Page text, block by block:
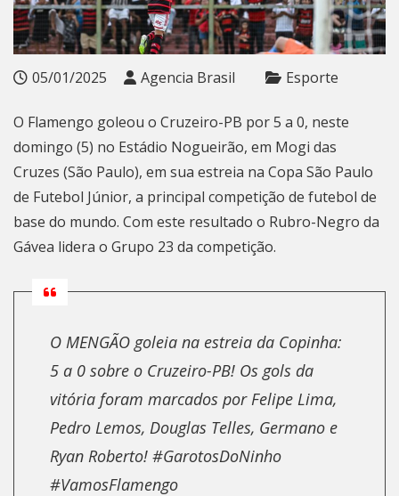
05/01/2025 Agencia Brasil Esporte
O Flamengo goleou o Cruzeiro-PB por 5 a 0, neste
domingo (5) no Estádio Nogueirão, em Mogi das
Cruzes (São Paulo), em sua estreia na Copa São Paulo
de Futebol Júnior, a principal competição de futebol de
base do mundo. Com este resultado o Rubro-Negro da
Gávea lidera o Grupo 23 da competição.
O MENGÃO goleia na estreia da Copinha:
5 a 0 sobre o Cruzeiro-PB! Os gols da
vitória foram marcados por Felipe Lima,
Pedro Lemos, Douglas Telles, Germano e
Ryan Roberto! #GarotosDoNinho
#VamosFlamengo